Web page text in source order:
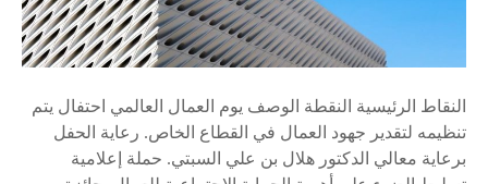
النقاط الرئيسية النقطة الوصف يوم العمال العالمي احتفال يتم
تنظيمه لتقدير جهود العمال في القطاع الخاص. رعاية الحفل
برعاية معالي الدكتور هلال بن علي السبتي. حملة إعلامية